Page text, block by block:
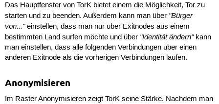
Das Hauptfenster von TorK bietet einem die Möglichkeit, Tor zu
starten und zu beenden. Außerdem kann man über "Bürger
von..."einstellen, dass man nur über Exitnodes aus einem
bestimmten Land surfen möchte und über "Identität ändern"kann
man einstellen, dass alle folgenden Verbindungen über einen
anderen Exitnode als die vorherigen Verbindungen laufen.
Anonymisieren
Im Raster Anonymisieren zeigt TorK seine Stärke. Nachdem man